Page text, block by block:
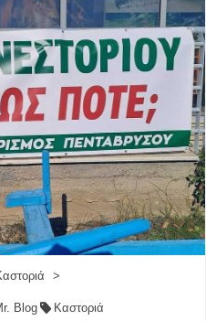
Blog Καστοριά